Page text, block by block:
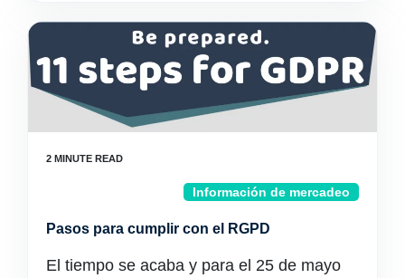
Información de mercadeo
Pasos para cumplir con el RGPD
El tiempo se acaba y para el 25 de mayo